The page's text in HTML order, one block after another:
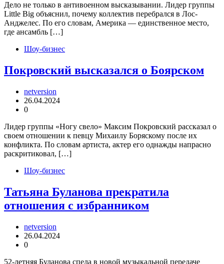
Дело не только в антивоенном высказывании. Лидер группы
Little Big объяснил, почему коллектив перебрался в Лос-
Анджелес. По его словам, Америка — единственное место,
где ансамбль […]
Шоу-бизнес
Покровский высказался о Боярском
netversion
26.04.2024
0
Лидер группы «Ногу свело» Максим Покровский рассказал о
своем отношении к певцу Михаилу Боряскому после их
конфликта. По словам артиста, актер его однажды напрасно
раскритиковал, […]
Шоу-бизнес
Татьяна Буланова прекратила
отношения с избранником
netversion
26.04.2024
0
52-летняя Буланова спела в новой музыкальной передаче